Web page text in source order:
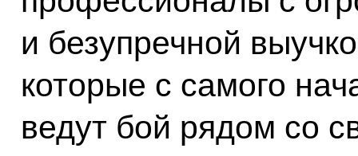
и безупречной
которые с самого
ведут бой рядом со